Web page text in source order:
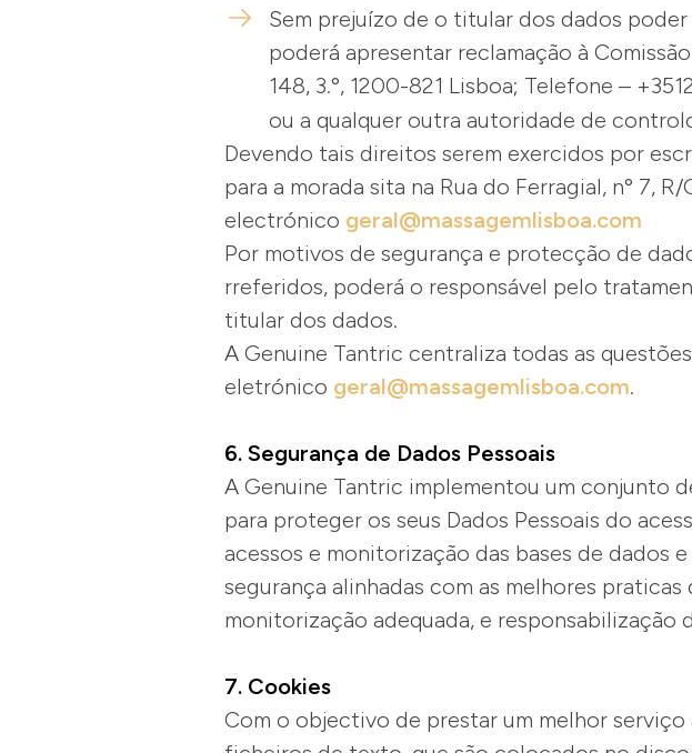
Sem prejuízo de o titular dos dados
poderá apresentar reclamação à
148, 3.º, 1200-821 Lisboa; Telefone –
ou a qualquer outra autoridade de
Devendo tais direitos serem exercidos por
para a morada sita na Rua do Ferragial, nº 7,
electrónico geral@massagemlisboa.com
Por motivos de segurança e protecção de
rreferidos, poderá o responsável pelo
titular dos dados.
A Genuine Tantric centraliza todas as
eletrónico geral@massagemlisboa.com.
6. Segurança de Dados Pessoais
A Genuine Tantric implementou um conjunto
para proteger os seus Dados Pessoais do
acessos e monitorização das bases de dados
segurança alinhadas com as melhores
monitorização adequada, e responsabilização
7. Cookies
Com o objectivo de prestar um melhor